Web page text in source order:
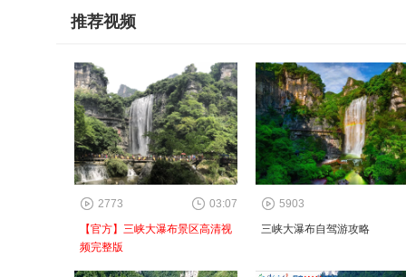
推荐视频
03:07
2773
【官方】三峡大瀑布景区高清视
频完整版
5903
三峡大瀑布自驾游攻略